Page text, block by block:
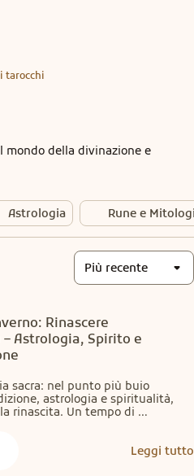
tarocchi
della divinazione e
Astrologia Rune e
Più recente
Rinascere
– Astrologia, Spirito e
sacra: nel punto più buio
astrologia e spiritualità,
rinascita. Un tempo di
Leggi tutto